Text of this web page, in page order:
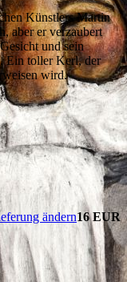
Künstlers Martin
aber er verzaubert
und sein
Ein toller Kerl, der
wird.
ändern16 EUR